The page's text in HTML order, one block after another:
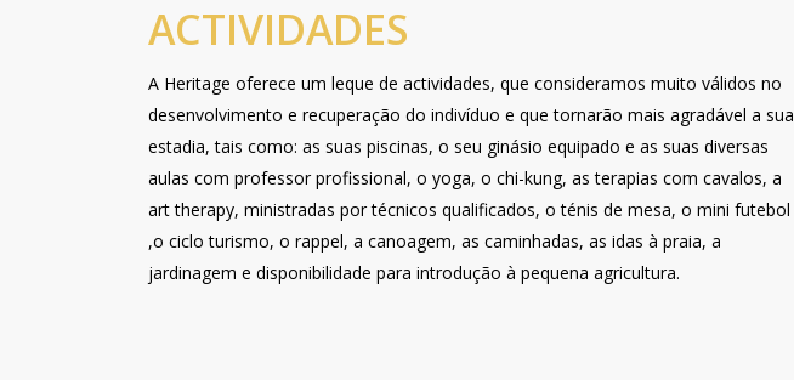
ACTIVIDADES
A Heritage oferece um leque de actividades, que consideramos muito válidos no
desenvolvimento e recuperação do indivíduo e que tornarão mais agradável a sua
estadia, tais como: as suas piscinas, o seu ginásio equipado e as suas diversas
aulas com professor profissional, o yoga, o chi-kung, as terapias com cavalos, a
art therapy, ministradas por técnicos qualificados, o ténis de mesa, o mini futebol
,o ciclo turismo, o rappel, a canoagem, as caminhadas, as idas à praia, a
jardinagem e disponibilidade para introdução à pequena agricultura.